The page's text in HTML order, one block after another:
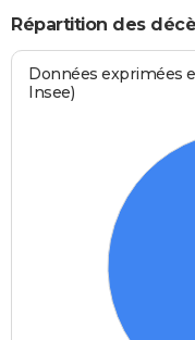
Répartition des
Données exprimées
Insee)